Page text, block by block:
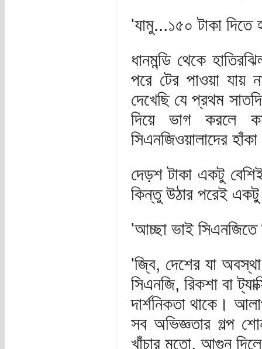
'যামু...১৫০ টাকা দিতে
ধানমন্ডি থেকে
পরে টের পাওয়া যায়
দেখেছি যে প্রথম
দিয়ে ভাগ করলে
সিএনজিওয়ালাদের
দেড়শ টাকা একটু
কিন্তু উঠার পরেই
'আচ্ছা ভাই
'জ্বি, দেশের যা
সিএনজি, রিকশা বা
দার্শনিকতা থাকে।
সব অভিজ্ঞতার গল্প
খাঁচার মতো, আগুন